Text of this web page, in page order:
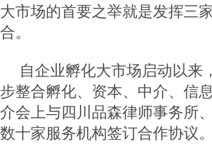
大市场的首要之举就是发挥三
合。
自企业孵化大市场启动以来
步整合孵化、资本、中介、信
介会上与四川品森律师事务所
数十家服务机构签订合作协议。